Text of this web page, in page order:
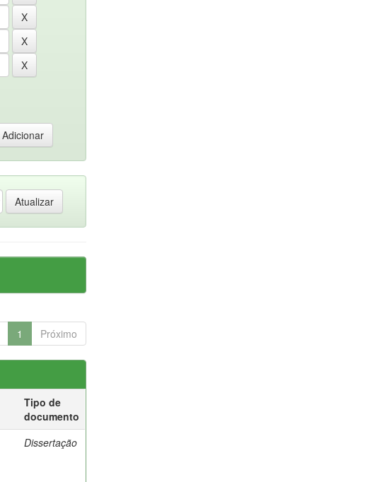
1 Próximo
Tipo de
documento
Dissertação